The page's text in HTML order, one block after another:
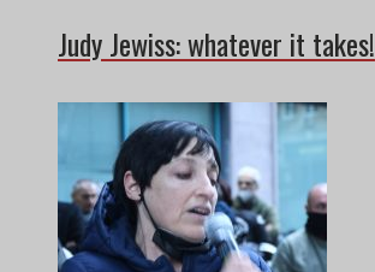
Judy Jewiss: whatever it takes!